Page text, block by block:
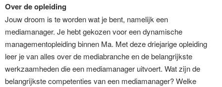
Over de opleiding
Jouw droom is te worden wat je bent, namelijk een
mediamanager. Je hebt gekozen voor een dynamische
managementopleiding binnen Ma. Met deze driejarige opleiding
leer je van alles over de mediabranche en de belangrijkste
werkzaamheden die een mediamanager uitvoert. Wat zijn de
belangrijkste competenties van een mediamanager? Welke